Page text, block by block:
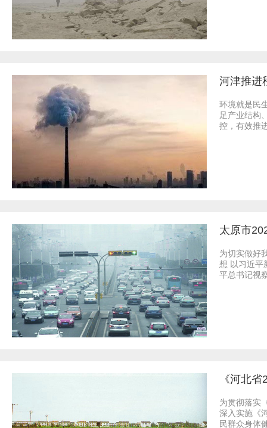
河津推进
环境就是民
足产业结构
控，有效推
太原市
为切实做好
想 以习近平
平总书记视
《河北
为贯彻落实
深入实施《
民群众身体